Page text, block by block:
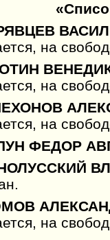
на
на
на
ФЕДОР
на